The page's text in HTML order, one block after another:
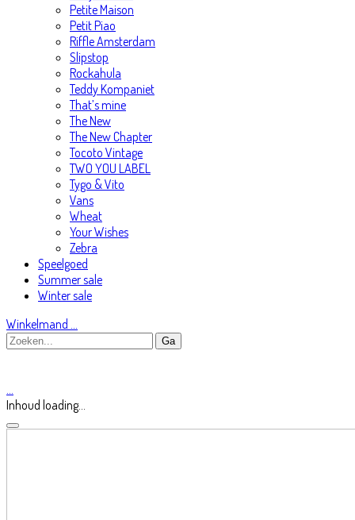
Petite Maison
Petit Piao
Riffle Amsterdam
Slipstop
Rockahula
Teddy Kompaniet
That’s mine
The New
The New Chapter
Tocoto Vintage
TWO YOU LABEL
Tygo & Vito
Vans
Wheat
Your Wishes
Zebra
Speelgoed
Summer sale
Winter sale
Winkelmand …
…
Inhoud loading...